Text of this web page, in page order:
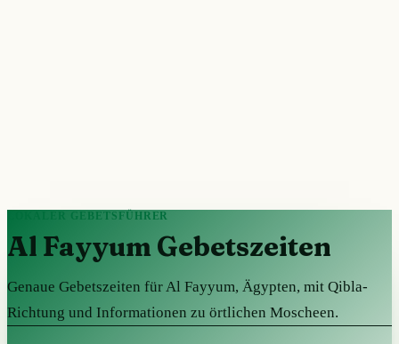
LOKALER GEBETSFÜHRER
Al Fayyum Gebetszeiten
Genaue Gebetszeiten für Al Fayyum, Ägypten, mit Qibla-
Richtung und Informationen zu örtlichen Moscheen.